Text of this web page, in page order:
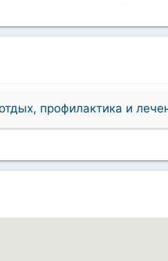
профилактика и